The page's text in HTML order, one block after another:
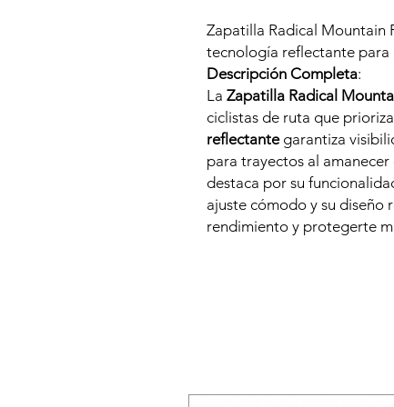
Zapatilla Radical Mountain
tecnología reflectante para
Descripción Completa:
La Zapatilla Radical
ciclistas de ruta que
reflectantegarantiza
para trayectos al
destaca por su
ajuste cómodo y su diseño
rendimiento y protegerte